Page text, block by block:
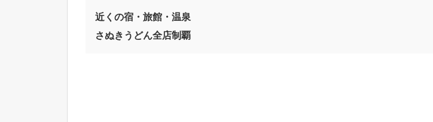
近くの宿・旅館・温泉
さぬきうどん全店制覇